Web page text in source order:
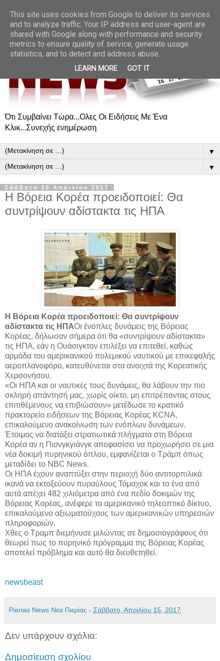
Ότι Συμβαίνει Τώρα...Ολες Οι Ειδήσεις Με Ένα
Κλικ...Συνεχής ενημέρωση
▼
▼
Σάββατο 15 Απριλίου 2017
Η Βόρεια Κορέα προειδοποιεί: Θα
συντρίψουν αδίστακτα τις ΗΠΑ
Η Βόρεια Κορέα προειδοποιεί: Θα συντρίψουν
αδίστακτα τις ΗΠΑΟι ένοπλες δυνάμεις της Βόρειας
Κορέας, δήλωσαν σήμερα ότι θα «συντρίψουν αδίστακτα»
τις ΗΠΑ, εάν η Ουάσιγκτον επιλέξει να επιτεθεί, καθώς
αρμάδα του αμερικανικού πολεμικού ναυτικού με επικεφαλής
αεροπλανοφόρο, κατευθύνεται στα ανοιχτά της Κορεατικής
Χερσονήσου.
«Οι ΗΠΑ και οι ναυτικές τους δυνάμεις, θα λάβουν την πιο
σκληρή απάντησή μας, χωρίς οίκτο, μη επιτρέποντας στους
επιτιθέμενους να επιβιώσουν» μετέδωσε το κρατικό
πρακτορείο ειδήσεων της Βόρειας Κορέας KCNA,
επικαλούμενο ανακοίνωση των ενόπλων δυνάμεων.
Έτοιμος να διατάξει στρατιωτικά πλήγματα στη Βόρεια
Κορέα αν η Πιονγκγιάνγκ αποφασίσει να προχωρήσει σε μια
νέα δοκιμή πυρηνικού όπλου, εμφανίζεται ο Τράμπ όπως
μεταδίδει το NBC News.
Οι ΗΠΑ έχουν αναπτύξει στην περιοχή δύο αντιτορπιλικά
ικανά να εκτοξεύουν πυραύλους Τόμαχοκ και το ένα από
αυτά απέχει 482 χιλιόμετρα από ένα πεδίο δοκιμών της
Βόρειας Κορέας, ανέφερε το αμερικανικό τηλεοπτικό δίκτυο,
επικαλούμενο αξιωματούχους των αμερικανικών υπηρεσιών
πληροφοριών.
Χθες ο Τραμπ διεμήνυσε μιλώντας σε δημοσιογράφους ότι
θεωρεί πως το πυρηνικό πρόγραμμα της Βόρειας Κορέας
αποτελεί πρόβλημα και αυτό θα διευθετηθεί.
newsbeast
Pierias News Νέα Πιερίας - Σάββατο, Απριλίου 15, 2017
Δεν υπάρχουν σχόλια:
Δημοσίευση σχολίου
This site uses cookies from Google to deliver its services
and to analyze traffic. Your IP address and user-agent are
shared with Google along with performance and security
metrics to ensure quality of service, generate usage
statistics, and to detect and address abuse.
LEARN MORE GOT IT